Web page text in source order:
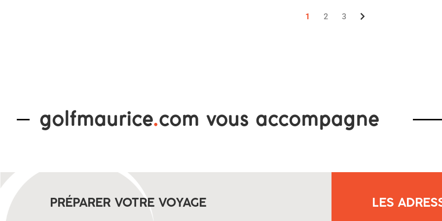
1 2 3
golfmaurice.com vous accompagne
PRÉPARER VOTRE VOYAGE LES